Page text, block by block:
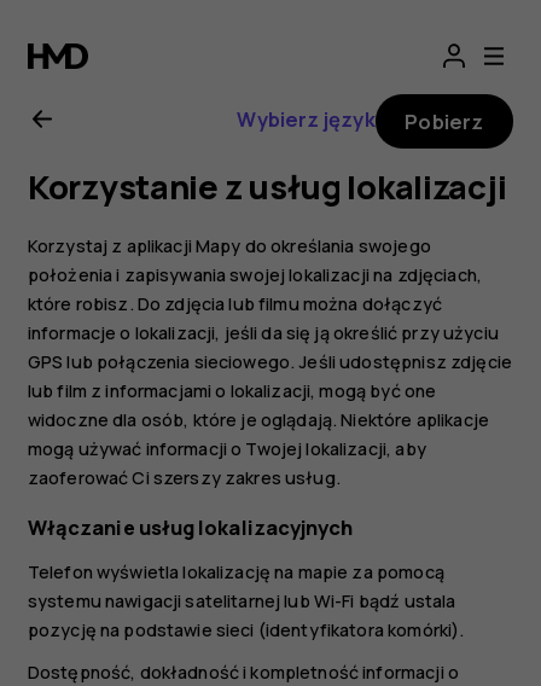
Nokia
8.1
—
instrukcja
obsługi
Wybierz język Pobierz
Korzystanie z usług lokalizacji
Korzystaj z aplikacji Mapy do określania swojego
położenia i zapisywania swojej lokalizacji na zdjęciach,
które robisz. Do zdjęcia lub filmu można dołączyć
informacje o lokalizacji, jeśli da się ją określić przy użyciu
GPS lub połączenia sieciowego. Jeśli udostępnisz zdjęcie
lub film z informacjami o lokalizacji, mogą być one
widoczne dla osób, które je oglądają. Niektóre aplikacje
mogą używać informacji o Twojej lokalizacji, aby
zaoferować Ci szerszy zakres usług.
Włączanie usług lokalizacyjnych
Telefon wyświetla lokalizację na mapie za pomocą
systemu nawigacji satelitarnej lub Wi-Fi bądź ustala
pozycję na podstawie sieci (identyfikatora komórki).
Dostępność, dokładność i kompletność informacji o